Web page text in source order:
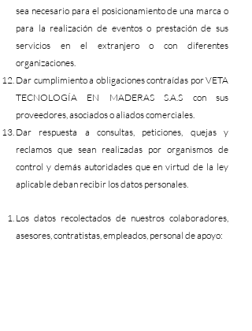
sea necesario para el posicionamiento de una marca o
para la realización de eventos o prestación de sus
servicios en el extranjero o con diferentes
organizaciones.
Dar cumplimiento a obligaciones contraídas por VETA
TECNOLOGÍA EN MADERAS S.A.S con sus
proveedores, asociados o aliados comerciales.
Dar respuesta a consultas, peticiones, quejas y
reclamos que sean realizadas por organismos de
control y demás autoridades que en virtud de la ley
aplicable deban recibir los datos personales.
Los datos recolectados de nuestros colaboradores,
asesores, contratistas, empleados, personal de apoyo: